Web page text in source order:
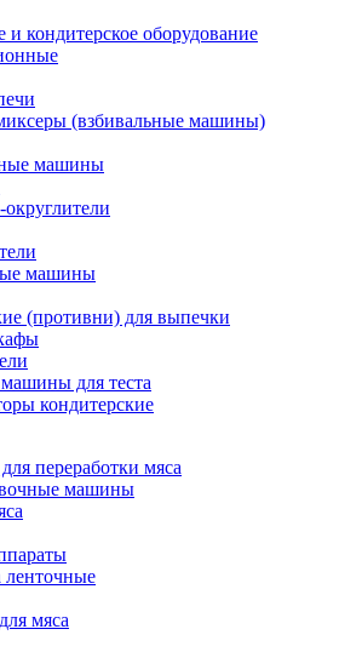
и кондитерское оборудование
(взбивальные машины)
машины
округлители
машины
(противни) для выпечки
для теста
кондитерские
переработки мяса
машины
мяса